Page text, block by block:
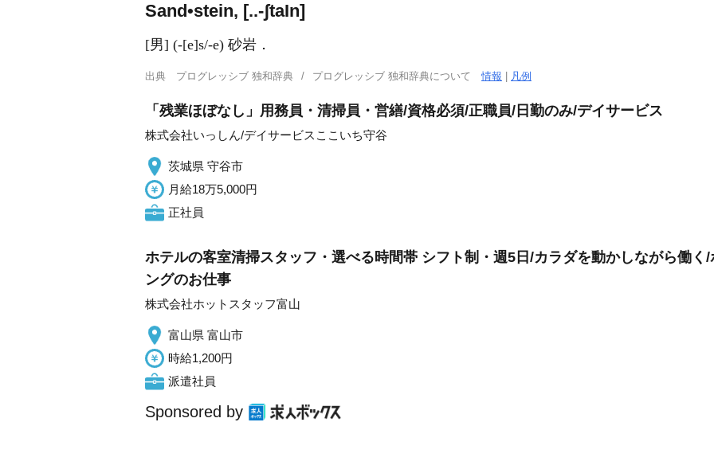
Sand•stein, [..-ʃtaIn]
[男] (-[e]s/-e) 砂岩．
出典 プログレッシブ 独和辞典 プログレッシブ 独和辞典について情報 凡例
「残業ほぼなし」用務員・清掃員・営繕/資格必須/正職員/日勤のみ/デイサービス
株式会社いっしん/デイサービスここいち守谷
茨城県 守谷市
月給18万5,000円
正社員
ホテルの客室清掃スタッフ・選べる時間帯 シフト制・週5日/カラダを動かしながら働く
ングのお仕事
株式会社ホットスタッフ富山
富山県 富山市
時給1,200円
派遣社員
Sponsored by